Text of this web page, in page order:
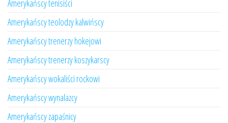
Amerykańscy tenisiści
Amerykańscy teolodzy kalwińscy
Amerykańscy trenerzy hokejowi
Amerykańscy trenerzy koszykarscy
Amerykańscy wokaliści rockowi
Amerykańscy wynalazcy
Amerykańscy zapaśnicy